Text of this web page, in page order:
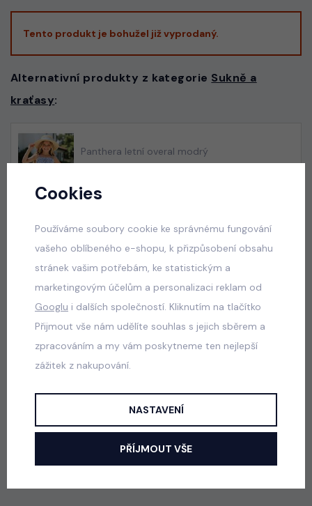
Tento produkt je bohužel již vyprodaný.
Alternativní produkty z kategorie Sukně a
kraťasy:
Panthera letní overal modrý
175 Kč
Dumpling kraťasy ERA černé
Cookies
Používáme soubory cookie ke správnému fungování
vašeho oblíbeného e-shopu, k přizpůsobení obsahu
stránek vašim potřebám, ke statistickým a
marketingovým účelům a personalizaci reklam od
Googlu i dalších společností. Kliknutím na tlačítko
Přijmout vše nám udělíte souhlas s jejich sběrem a
zpracováním a my vám poskytneme ten nejlepší
zážitek z nakupování.
NASTAVENÍ
PŘÍJMOUT VŠE